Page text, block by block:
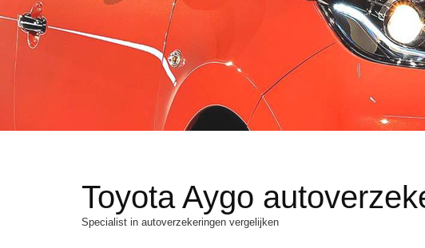
Toyota Aygo
Specialist in autoverzekeringen vergelijken